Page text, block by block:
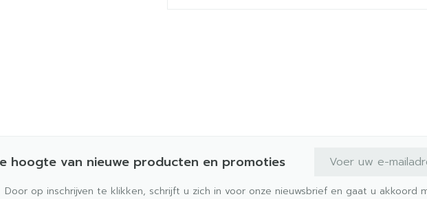
hoogte van nieuwe producten en promoties E-mail adres
Door op inschrijven te klikken, schrijft u zich in voor onze nieuwsbrief en gaat u akkoord